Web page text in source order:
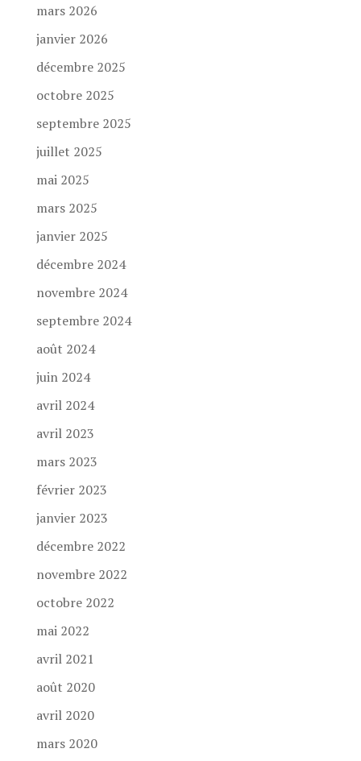
mars 2026
janvier 2026
décembre 2025
octobre 2025
septembre 2025
juillet 2025
mai 2025
mars 2025
janvier 2025
décembre 2024
novembre 2024
septembre 2024
août 2024
juin 2024
avril 2024
avril 2023
mars 2023
février 2023
janvier 2023
décembre 2022
novembre 2022
octobre 2022
mai 2022
avril 2021
août 2020
avril 2020
mars 2020